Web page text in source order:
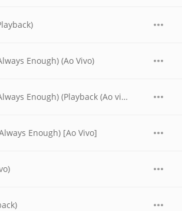
Enough) (Ao Vivo)
Sempre o melhor (Always Enough) (Playback (Ao vivo))
Enough) [Ao Vivo]